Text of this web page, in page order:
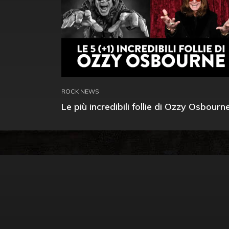
ROCK NEWS
Le più incredibili follie di Ozzy